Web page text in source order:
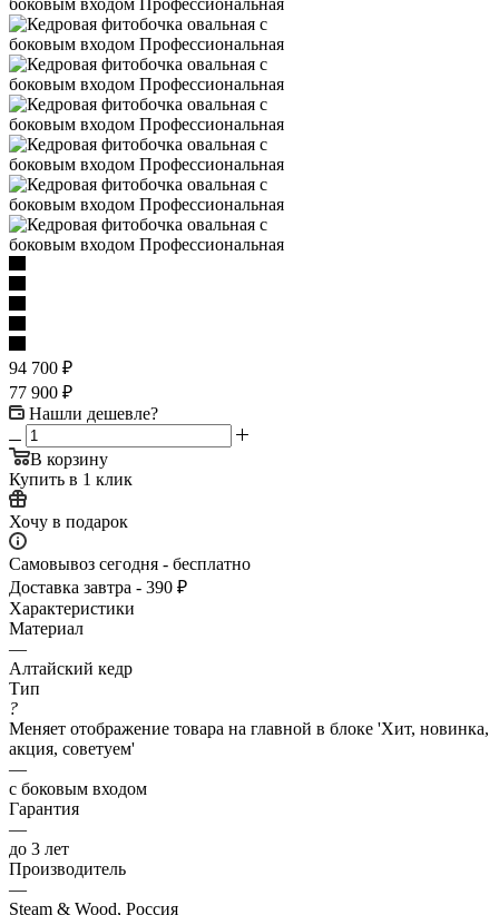
94 700 ₽
77 900 ₽
Нашли дешевле?
В корзину
Купить в 1 клик
Хочу в подарок
Самовывоз сегодня - бесплатно
Доставка завтра - 390 ₽
Характеристики
Материал
—
Алтайский кедр
Тип
?
Меняет отображение товара на главной в блоке 'Хит, новинка,
акция, советуем'
—
с боковым входом
Гарантия
—
до 3 лет
Производитель
—
Steam & Wood, Россия